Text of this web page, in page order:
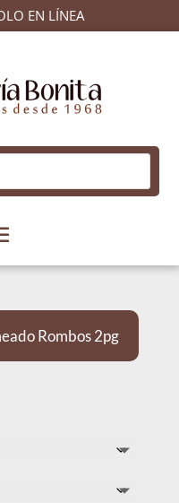
EN LÍNEA
Rombos 2pg